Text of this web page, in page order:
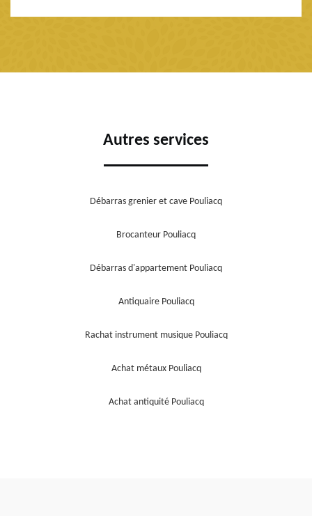
Autres services
Débarras grenier et cave Pouliacq
Brocanteur Pouliacq
Débarras d'appartement Pouliacq
Antiquaire Pouliacq
Rachat instrument musique Pouliacq
Achat métaux Pouliacq
Achat antiquité Pouliacq